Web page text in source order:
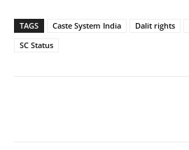
TAGS Caste System India Dalit rights
SC Status